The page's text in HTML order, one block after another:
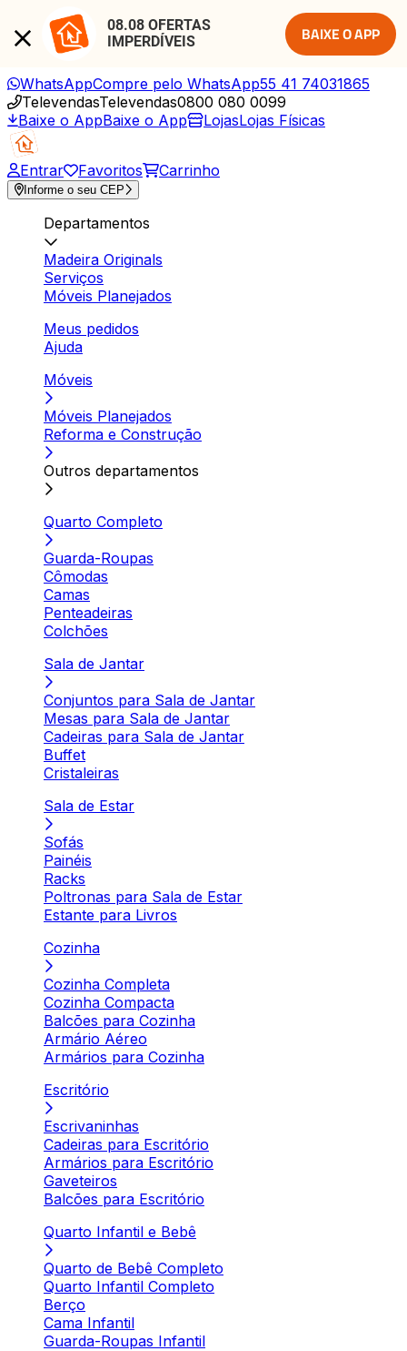
08.08 OFERTAS
IMPERDÍVEIS
BAIXE O APP
WhatsAppCompre pelo WhatsApp55 41 74031865
TelevendasTelevendas0800 080 0099
Baixe o AppBaixe o App LojasLojas Físicas
Entrar Favoritos Carrinho
Informe o seu CEP
Departamentos
Madeira Originals
Serviços
Móveis Planejados
Meus pedidos
Ajuda
Móveis
Móveis Planejados
Reforma e Construção
Outros departamentos
Quarto Completo
Guarda-Roupas
Cômodas
Camas
Penteadeiras
Colchões
Sala de Jantar
Conjuntos para Sala de Jantar
Mesas para Sala de Jantar
Cadeiras para Sala de Jantar
Buffet
Cristaleiras
Sala de Estar
Sofás
Painéis
Racks
Poltronas para Sala de Estar
Estante para Livros
Cozinha
Cozinha Completa
Cozinha Compacta
Balcões para Cozinha
Armário Aéreo
Armários para Cozinha
Escritório
Escrivaninhas
Cadeiras para Escritório
Armários para Escritório
Gaveteiros
Balcões para Escritório
Quarto Infantil e Bebê
Quarto de Bebê Completo
Quarto Infantil Completo
Berço
Cama Infantil
Guarda-Roupas Infantil